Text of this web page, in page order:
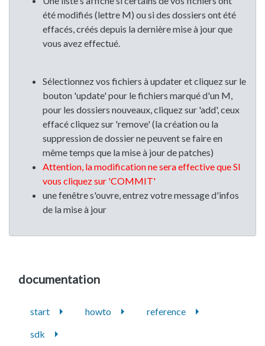
été modifiés (lettre M) ou si des dossiers ont été
effacés, créés depuis la dernière mise à jour que
vous avez effectué.
Sélectionnez vos fichiers à updater et cliquez sur le
bouton 'update' pour le fichiers marqué d'un M,
pour les dossiers nouveaux, cliquez sur 'add', ceux
effacé cliquez sur 'remove' (la création ou la
suppression de dossier ne peuvent se faire en
même temps que la mise à jour de patches)
Attention, la modification ne sera effective que SI
vous cliquez sur 'COMMIT'
une fenêtre s'ouvre, entrez votre message d'infos
de la mise à jour
documentation
start howto
reference
sdk